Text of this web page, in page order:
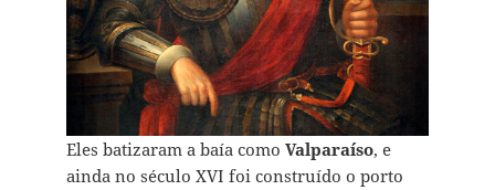
Eles batizaram a baía como Valparaíso, e
ainda no século XVI foi construído o porto